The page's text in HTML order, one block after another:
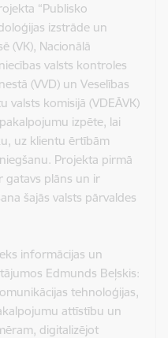
“Publisko
izstrāde un
(VK), Nacionālā
valsts kontroles
(VVD) un Veselības
valsts komisijā (VDEĀVK)
izpēte, lai
uz klientu ērtībām
Projekta pirmā
gatavs plāns un ir
šajās valsts pārvaldes
informācijas un
Edmunds Beļskis:
tehnoloģijas,
attīstību un
digitalizējot